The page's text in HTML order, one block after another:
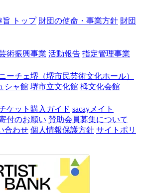
旨 トップ 財団の使命・事業方針 財団
術振興事業 活動報告 指定管理事業
ーチェ堺（堺市民芸術文化ホール）
シャ館 堺市立文化館 栂文化会館
ケット購入ガイド sacayメイト
付のお願い 賛助会員募集について
合わせ 個人情報保護方針 サイトポリ